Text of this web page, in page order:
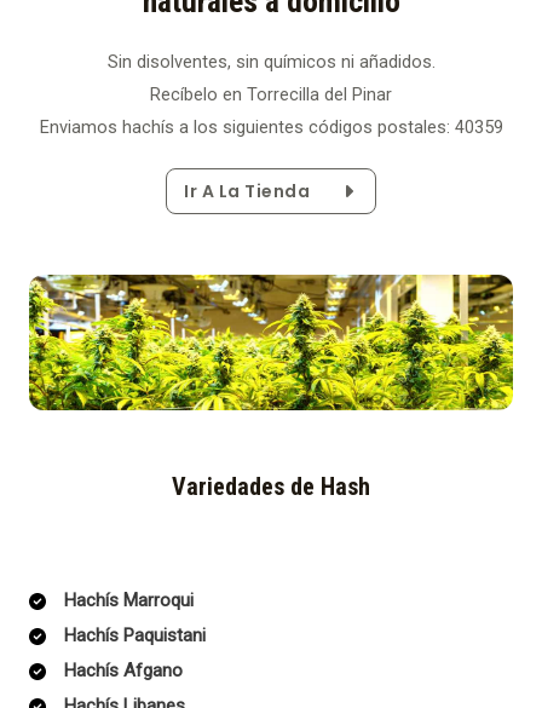
Sin disolventes, sin químicos ni añadidos.
Recíbelo en Torrecilla del Pinar
Enviamos hachís a los siguientes códigos postales: 40359
Ir A La Tienda
Variedades de Hash
Hachís Marroqui
Hachís Paquistani
Hachís Afgano